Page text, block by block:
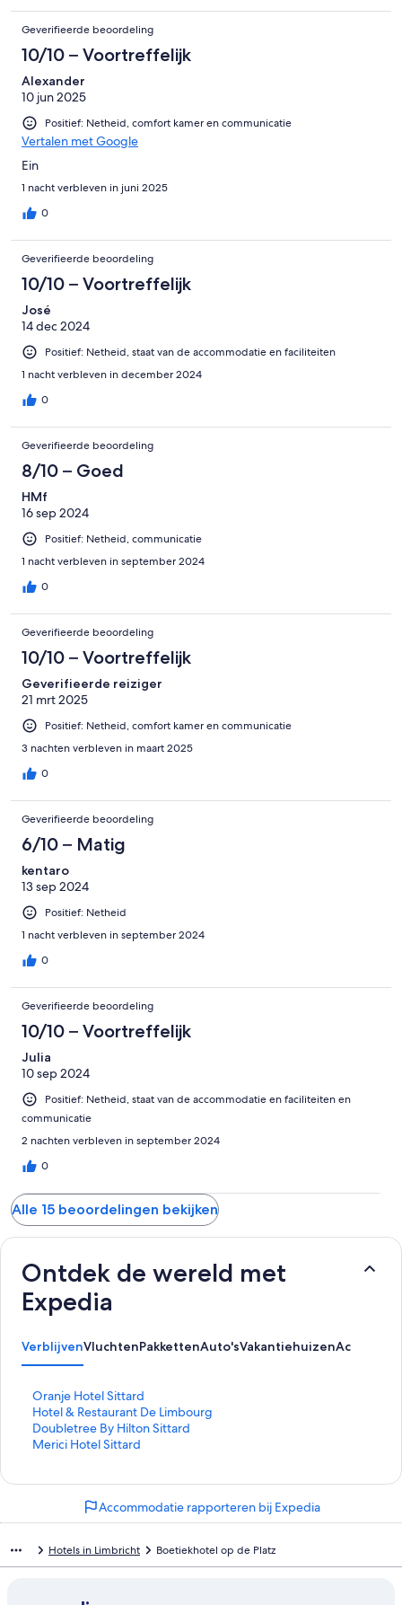
Geverifieerde beoordeling
10/10 – Voortreffelijk
Alexander
10 jun 2025
Positief: Netheid, comfort kamer en communicatie
Vertalen met Google
Ein
1 nacht verbleven in juni 2025
0
Geverifieerde beoordeling
10/10 – Voortreffelijk
José
14 dec 2024
Positief: Netheid, staat van de accommodatie en faciliteiten
1 nacht verbleven in december 2024
0
Geverifieerde beoordeling
8/10 – Goed
HMf
16 sep 2024
Positief: Netheid, communicatie
1 nacht verbleven in september 2024
0
Geverifieerde beoordeling
10/10 – Voortreffelijk
Geverifieerde reiziger
21 mrt 2025
Positief: Netheid, comfort kamer en communicatie
3 nachten verbleven in maart 2025
0
Geverifieerde beoordeling
6/10 – Matig
kentaro
13 sep 2024
Positief: Netheid
1 nacht verbleven in september 2024
0
Geverifieerde beoordeling
10/10 – Voortreffelijk
Julia
10 sep 2024
Positief: Netheid, staat van de accommodatie en faciliteiten en
communicatie
2 nachten verbleven in september 2024
0
Alle 15 beoordelingen bekijken
Ontdek de wereld met
Expedia
VerblijvenVluchtenPakkettenAuto'sVakantiehuizen
Oranje Hotel Sittard
L
i
n
k
t
e
Hotel & Restaurant De Limbourg
L
i
n
n
d
Doubletree By Hilton Sittard
L
i
e
Merici Hotel Sittard
L
p
n
Accommodatie rapporteren bij Expedia
Hotels in Limbricht Boetiekhotel op de Platz